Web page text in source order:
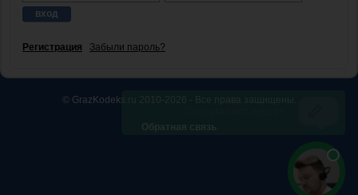
Регистрация Забыли пароль?
© GrazKodeks.ru 2010-2026 - Все права защищены.
Обратная связь